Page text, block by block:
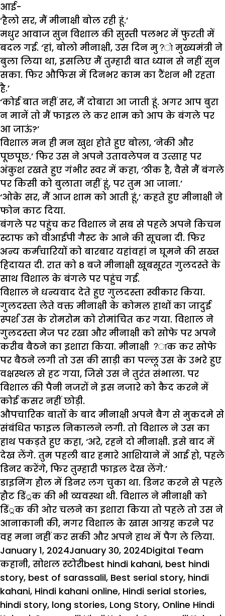
आई-
‘हैलो सर, मैं मीनाक्षी बोल रही हूं.’
मधुर आवाज सुन विशाल की सुस्ती पलभर में फुरती में
बदल गई. ‘हां, बोलो मीनाक्षी, उस दिन मु?ो मुख्यमंत्री ने
बुला लिया था, इसलिए मैं तुम्हारी बात ध्यान से नहीं सुन
सका. फिर औफिस में दिनभर काम का टैंशन भी रहता
है.’
‘कोई बात नहीं सर, मैं दोबारा आ जाती हूं. अगर आप बुरा
न मानें तो मैं फाइल ले कर शाम को आप के बंगले पर
आ जाऊं?’
विशाल मन ही मन खुश होते हुए बोला, ‘नेकी और
पूछपूछ.’ फिर उस ने अपने उतावलेपन व उत्साह पर
अंकुश रखते हुए गंभीर स्वर में कहा, ‘ठीक है, वैसे मैं बंगले
पर किसी को बुलाता नहीं हूं, पर तुम आ जाना.’
‘ओके सर, मैं आज शाम को आती हूं,’ कहते हुए मीनाक्षी ने
फोन काट दिया.
बंगले पर पहुंच कर विशाल ने सब से पहले अपने किचन
स्टाफ को वीआईपी गैस्ट के आने की सूचना दी. फिर
अन्य कर्मचारियों को बारबार यहांवहां न घूमने की सख्त
हिदायत दी. रात को 8 बजे मीनाक्षी खूबसूरत गुलदस्ते के
साथ विशाल के बंगले पर पहुंच गई.
विशाल ने धन्यवाद देते हुए गुलदस्ता स्वीकार किया.
गुलदस्ता लेते वक्त मीनाक्षी के कोमल हाथों का जादुई
स्पर्श उस के रोमरोम को रोमांचित कर गया. विशाल ने
गुलदस्ता मेज पर रखा और मीनाक्षी को सोफे पर अपने
करीब बैठने का इशारा किया. मीनाक्षी ?ाक कर सोफे
पर बैठने लगी तो उस की साड़ी का पल्लू उस के उभरे हुए
वक्षस्थल से हट गया, जिसे उस ने तुरंत संभाला. पर
विशाल की पैनी नजरों ने इस नजारे को कैद करने में
कोई कसर नहीं छोड़ी.
औपचारिक बातों के बाद मीनाक्षी अपने बैग से मुकदमे से
संबंधित फाइल निकालने लगी. तो विशाल ने उस का
हाथ पकड़ते हुए कहा, ‘अरे, रहने दो मीनाक्षी. इसे बाद में
देख लेंगे. तुम पहली बार हमारे आशियाने में आई हो, पहले
डिनर करेंगे, फिर तुम्हारी फाइल देख लेंगे.’
डाइनिंग हौल में डिनर लग चुका था. डिनर करने से पहले
हौट डिं्रक की भी व्यवस्था थी. विशाल ने मीनाक्षी को
डिं्रक की ओर चलने का इशारा किया तो पहले तो उस ने
आनाकानी की, मगर विशाल के खास आग्रह करने पर
वह मना नहीं कर सकी और अपने हाथ में पैग ले लिया.
Posted
on
January 1, 2024January 30, 2024Author
Digital Team
कहानी, सोशल स्टोरीTags
best hindi kahani, best hindi
story, best of sarassalil, Best serial story, hindi
kahani, Hindi kahani online, Hindi serial stories,
hindi story, long stories, Long Story, Online Hindi